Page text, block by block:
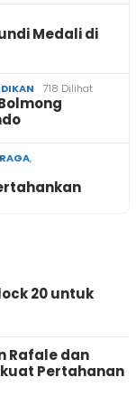
Medali di
718 Dilihat
,
20 untuk
Rafale dan
Pertahanan